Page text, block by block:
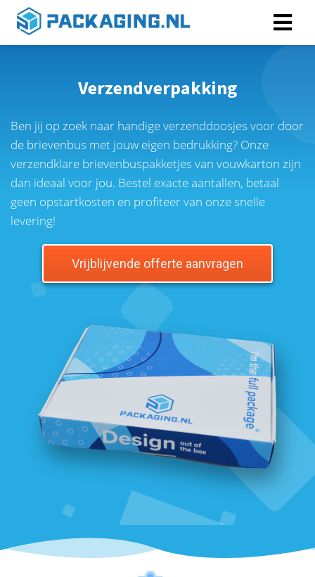
Verzendverpakking
Ben jij op zoek naar handige verzenddoosjes voor door
de brievenbus met jouw eigen bedrukking? Onze
verzendklare brievenbuspakketjes van vouwkarton zijn
dan ideaal voor jou. Bestel exacte aantallen, betaal
geen opstartkosten en profiteer van onze snelle
levering!
Vrijblijvende offerte aanvragen